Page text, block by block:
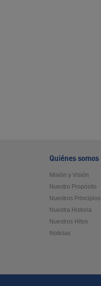
Quiénes somos
Misión y Visión
Nuestro Propósito
Nuestros Principios
Nuestra Historia
Nuestros Hitos
Noticias